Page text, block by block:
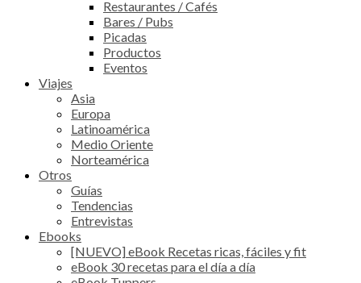
Restaurantes / Cafés
Bares / Pubs
Picadas
Productos
Eventos
Viajes
Asia
Europa
Latinoamérica
Medio Oriente
Norteamérica
Otros
Guías
Tendencias
Entrevistas
Ebooks
[NUEVO] eBook Recetas ricas, fáciles y fit
eBook 30 recetas para el día a día